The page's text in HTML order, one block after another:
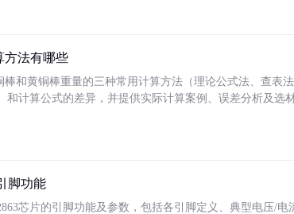
方法有哪些
棒和黄铜棒重量的三种常用计算方法（理论公式法、查表
和计算公式的差异，并提供实际计算案例、误差分析及选
脚功能
芯片的引脚功能及参数，包括各引脚定义、典型电压/